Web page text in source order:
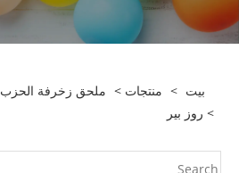
بيت > منتجات > ملحق زخرفة الحزب
> روز بير